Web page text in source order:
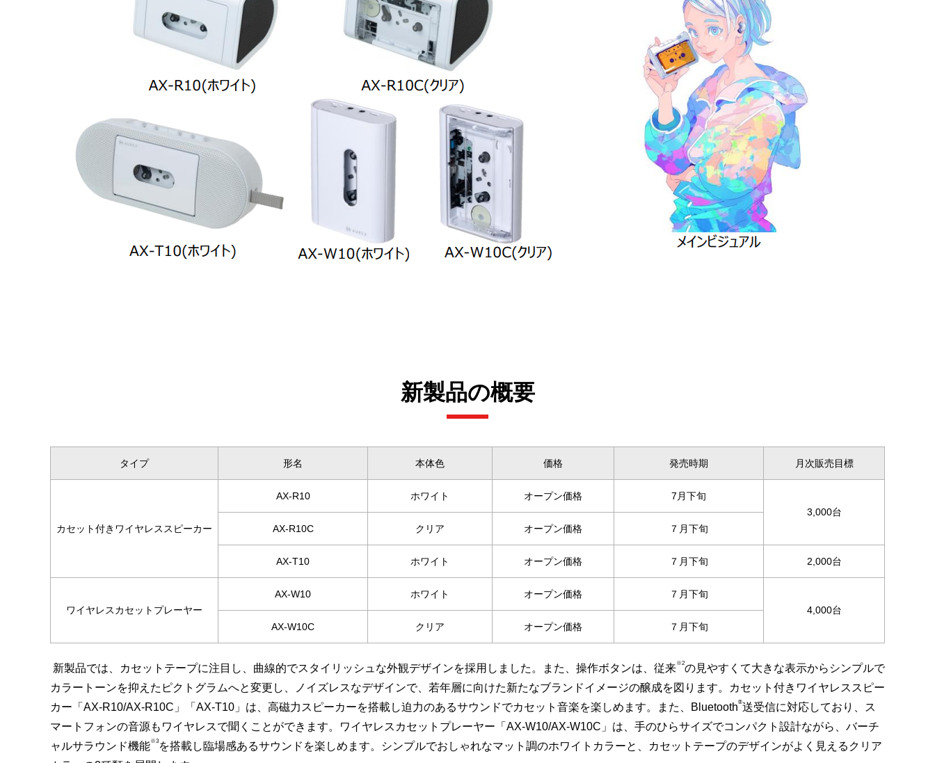
新製品の概要
タイプ 形名 本体色 価格 発売時期 月次販売目標
カセット付きワイヤレススピーカー
AX-R10 ホワイト オープン価格
7月下旬
3,000台
AX-R10C
クリア オープン価格 ７月下旬
AX-T10 ホワイト オープン価格 ７月下旬 2,000台
ワイヤレスカセットプレーヤー
AX-W10 ホワイト オープン価格
７月下旬
4,000台
AX-W10C
クリア オープン価格 ７月下旬
新製品では、カセットテープに注目し、曲線的でスタイリッシュな外観デザインを採用しました。また、操作ボタンは、従来※2の見やすくて大きな表示からシンプルで
カラートーンを抑えたピクトグラムへと変更し、ノイズレスなデザインで、若年層に向けた新たなブランドイメージの醸成を図ります。カセット付きワイヤレススピー
カー「AX-R10/AX-R10C」「AX-T10」は、高磁力スピーカーを搭載し迫力のあるサウンドでカセット音楽を楽しめます。また、Bluetooth®送受信に対応しており、ス
マートフォンの音源もワイヤレスで聞くことができます。ワイヤレスカセットプレーヤー「AX-W10/AX-W10C」は、手のひらサイズでコンパクト設計ながら、バーチ
ャルサラウンド機能※3 を搭載し臨場感あるサウンドを楽しめます。シンプルでおしゃれなマット調のホワイトカラーと、カセットテープのデザインがよく見えるクリア